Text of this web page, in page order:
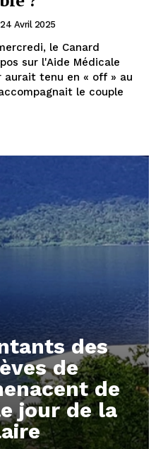
24 Avril 2025
le Canard
sur l'Aide Médicale
aurait tenu en « off » au
le couple
des
de
de
jour de la